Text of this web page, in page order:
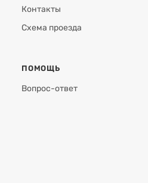
Контакты
Схема проезда
ПОМОЩЬ
Вопрос-ответ